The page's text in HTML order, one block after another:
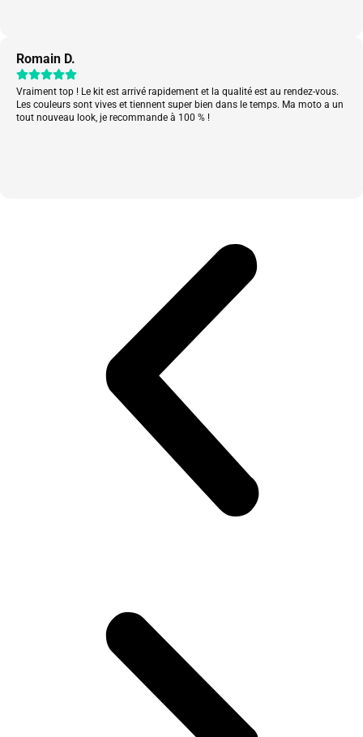
Romain D.
Vraiment top ! Le kit est arrivé rapidement et la qualité est au rendez-vous.
Les couleurs sont vives et tiennent super bien dans le temps. Ma moto a un
tout nouveau look, je recommande à 100 % !